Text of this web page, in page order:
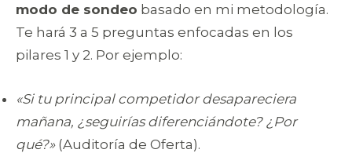
modo de sondeo basado en mi metodología.
Te hará 3 a 5 preguntas enfocadas en los
pilares 1 y 2. Por ejemplo:
«Si tu principal competidor desapareciera
mañana, ¿seguirías diferenciándote? ¿Por
qué?»(Auditoría de Oferta).